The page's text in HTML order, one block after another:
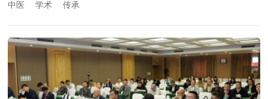
中医
学术 传承